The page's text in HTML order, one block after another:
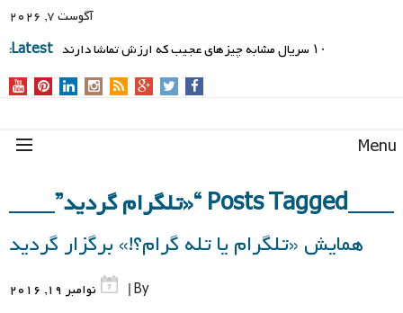
آگوست 7, 2026
Latest:
۱۰ سریال مشابه چیزهای عجیب که ارزش تماشا دارند
Posts Tagged “«تلگرام گردید”
همایش «تلگرام یا تله گرام؟!» برگزار گردید
By |
نوامبر 19, 2016